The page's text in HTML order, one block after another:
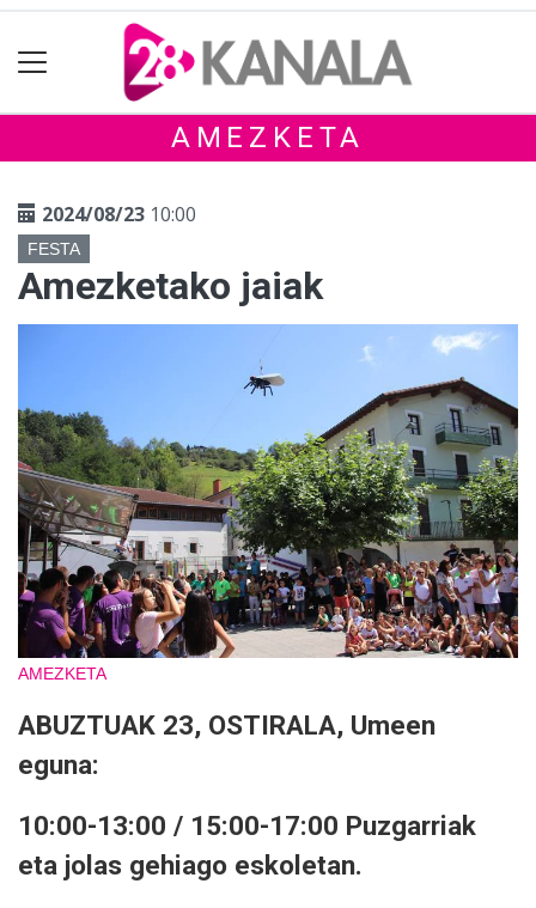
AMEZKETA
2024/08/23 10:00
FESTA
Amezketako jaiak
AMEZKETA
ABUZTUAK 23, OSTIRALA, Umeen
eguna:
10:00-13:00 / 15:00-17:00 Puzgarriak
eta jolas gehiago eskoletan.